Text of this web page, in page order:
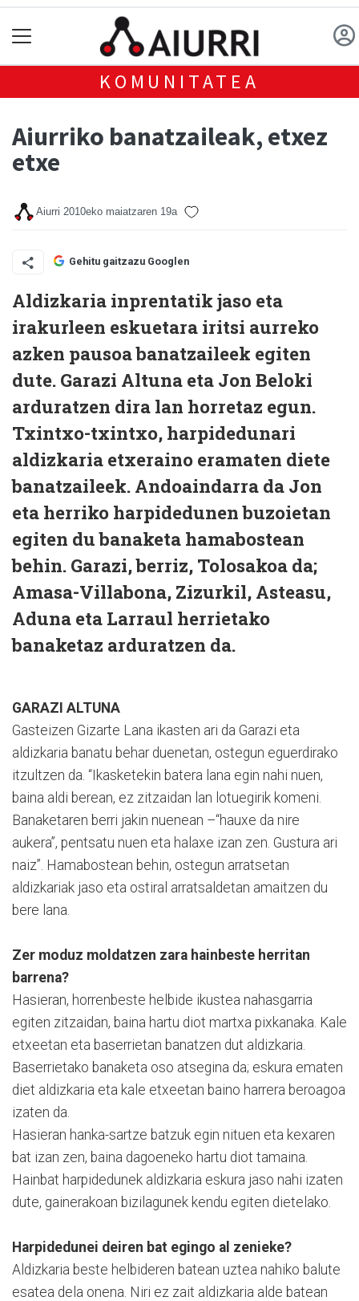
KOMUNITATEA
Aiurriko banatzaileak, etxez
etxe
Aiurri 2010eko maiatzaren 19a
Gehitu gaitzazu Googlen
Aldizkaria inprentatik jaso eta
irakurleen eskuetara iritsi aurreko
azken pausoa banatzaileek egiten
dute. Garazi Altuna eta Jon Beloki
arduratzen dira lan horretaz egun.
Txintxo-txintxo, harpidedunari
aldizkaria etxeraino eramaten diete
banatzaileek. Andoaindarra da Jon
eta herriko harpidedunen buzoietan
egiten du banaketa hamabostean
behin. Garazi, berriz, Tolosakoa da;
Amasa-Villabona, Zizurkil, Asteasu,
Aduna eta Larraul herrietako
banaketaz arduratzen da.
GARAZI ALTUNA
Gasteizen Gizarte Lana ikasten ari da Garazi eta
aldizkaria banatu behar duenetan, ostegun eguerdirako
itzultzen da. “Ikasketekin batera lana egin nahi nuen,
baina aldi berean, ez zitzaidan lan lotuegirik komeni.
Banaketaren berri jakin nuenean –“hauxe da nire
aukera”, pentsatu nuen eta halaxe izan zen. Gustura ari
naiz”. Hamabostean behin, ostegun arratsetan
aldizkariak jaso eta ostiral arratsaldetan amaitzen du
bere lana.
Zer moduz moldatzen zara hainbeste herritan
barrena?
Hasieran, horrenbeste helbide ikustea nahasgarria
egiten zitzaidan, baina hartu diot martxa pixkanaka. Kale
etxeetan eta baserrietan banatzen dut aldizkaria.
Baserrietako banaketa oso atsegina da; eskura ematen
diet aldizkaria eta kale etxeetan baino harrera beroagoa
izaten da.
Hasieran hanka-sartze batzuk egin nituen eta kexaren
bat izan zen, baina dagoeneko hartu diot tamaina.
Hainbat harpidedunek aldizkaria eskura jaso nahi izaten
dute, gainerakoan bizilagunek kendu egiten dietelako.
Harpidedunei deiren bat egingo al zenieke?
Aldizkaria beste helbideren batean uztea nahiko balute
esatea dela onena. Niri ez zait aldizkaria alde batean